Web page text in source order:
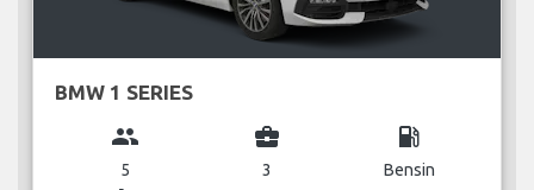
BMW 1 SERIES
group
5
business_center
3
local_gas_station
Bensin